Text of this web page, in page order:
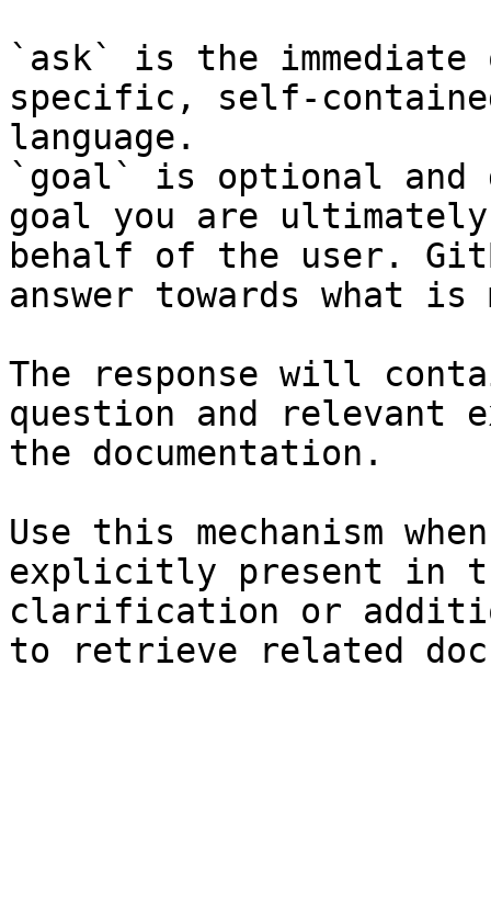
`ask` is the
specific, self-
language.
`goal` is optional and
goal you are
behalf of the user.
answer towards what
The response will
question and relevant
the documentation.
Use this mechanism
explicitly present in
clarification or